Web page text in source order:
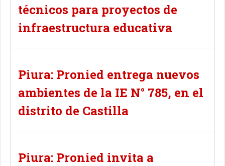
técnicos para proyectos de
infraestructura educativa
Piura: Pronied entrega nuevos
ambientes de la IE N° 785, en el
distrito de Castilla
Piura: Pronied invita a